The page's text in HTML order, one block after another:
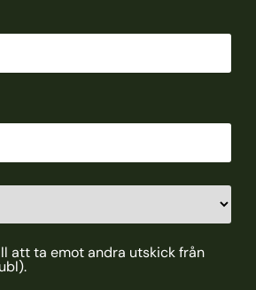
att ta emot andra utskick från